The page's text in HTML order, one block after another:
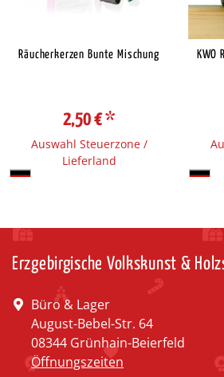
Räucherkerzen Bunte Mischung
2,50 €*
Auswahl Steuerzone /
Lieferland
KWO
Erzgebirgische Volkskunst &
Büro & Lager
August-Bebel-Str. 64
08344 Grünhain-Beierfeld
Öffnungszeiten